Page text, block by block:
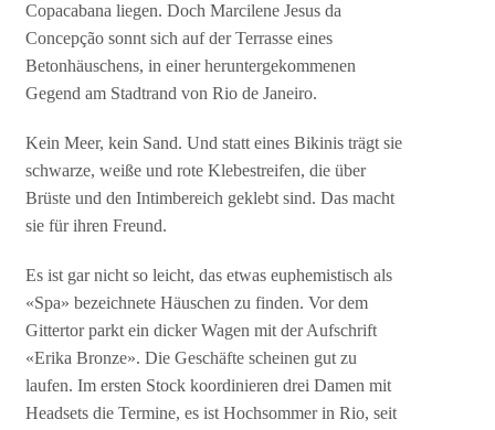
Copacabana liegen. Doch Marcilene Jesus da
Concepção sonnt sich auf der Terrasse eines
Betonhäuschens, in einer heruntergekommenen
Gegend am Stadtrand von Rio de Janeiro.
Kein Meer, kein Sand. Und statt eines Bikinis trägt sie
schwarze, weiße und rote Klebestreifen, die über
Brüste und den Intimbereich geklebt sind. Das macht
sie für ihren Freund.
Es ist gar nicht so leicht, das etwas euphemistisch als
«Spa» bezeichnete Häuschen zu finden. Vor dem
Gittertor parkt ein dicker Wagen mit der Aufschrift
«Erika Bronze». Die Geschäfte scheinen gut zu
laufen. Im ersten Stock koordinieren drei Damen mit
Headsets die Termine, es ist Hochsommer in Rio, seit